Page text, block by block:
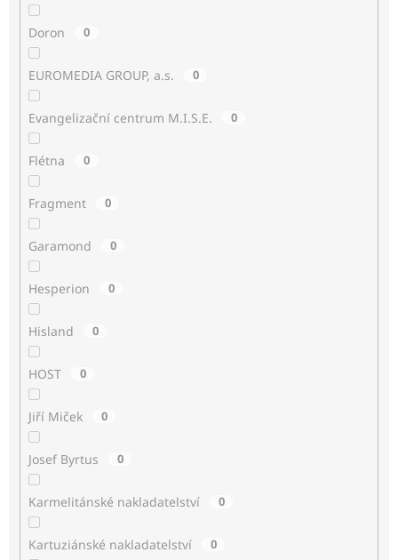
Doron 0
EUROMEDIA GROUP, a.s. 0
Evangelizační centrum M.I.S.E. 0
Flétna 0
Fragment 0
Garamond 0
Hesperion 0
Hisland 0
HOST 0
Jiří Miček 0
Josef Byrtus 0
Karmelitánské nakladatelství 0
Kartuziánské nakladatelství 0